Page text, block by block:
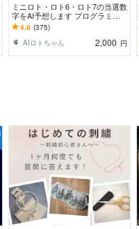
ミニロト・ロト6・ロト7の当選数
字をAI予想します プログラミン
グ言語Pythonで当選数字をAIにて
5点予測
4.8 (375)
AIロトちゃん
2,000 円